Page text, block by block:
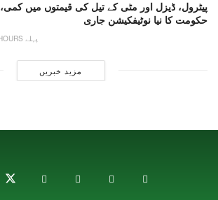
پیٹرول، ڈیزل اور مٹی کے تیل کی قیمتوں میں کمی،
حکومت کا نیا نوٹیفکیشن جاری
22 HOURS پہلے
مزید خبریں